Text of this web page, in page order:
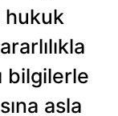
hukuk
bilgilerle
asla